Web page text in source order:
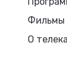
Фильмы
О